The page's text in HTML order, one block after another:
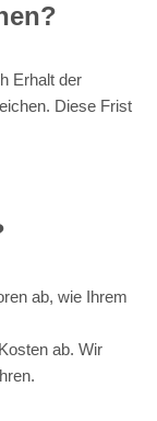
Erhalt der
Diese Frist
ab, wie Ihrem
ab. Wir